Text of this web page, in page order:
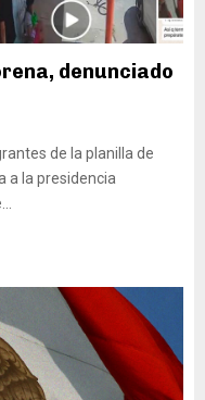
denunciado
de la planilla de
a la presidencia